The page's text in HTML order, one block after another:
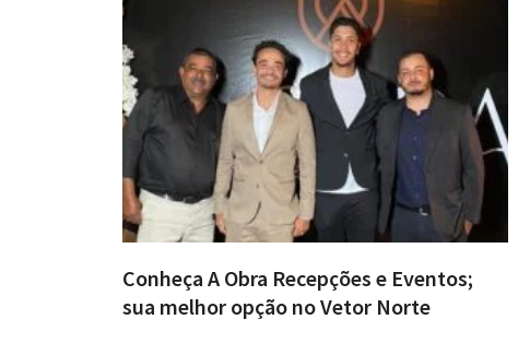
Conheça A Obra Recepções e Eventos;
sua melhor opção no Vetor Norte